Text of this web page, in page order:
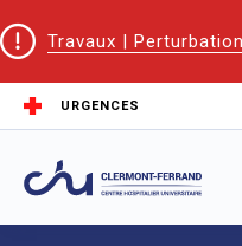
Travaux |
URGENCES
Accueil
Formation continue